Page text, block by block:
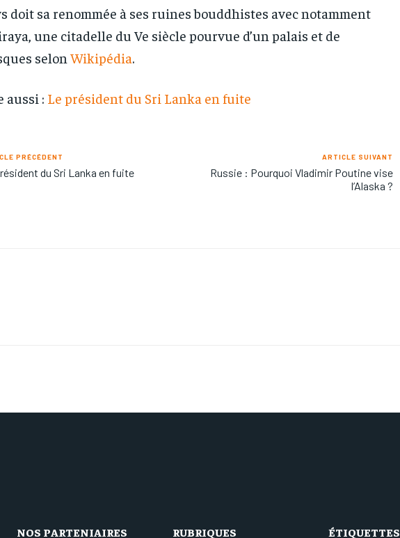
doit sa renommée à ses ruines bouddhistes avec notamment
une citadelle du Ve siècle pourvue d’un palais et de
selon Wikipédia.
aussi : Le président du Sri Lanka en fuite
PRÉCÉDENT
du Sri Lanka en fuite
ARTICLE SUIVANT
Russie : Pourquoi Vladimir Poutine vise
l’Alaska ?
NOS PARTENIAIRES RUBRIQUES ÉTIQUETTES